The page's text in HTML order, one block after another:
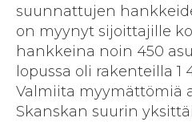
suunnattujen
on myynyt sijoittajille
hankkeina noin 450
lopussa oli rakenteilla 1
Valmiita myymättömiä
Skanskan suurin